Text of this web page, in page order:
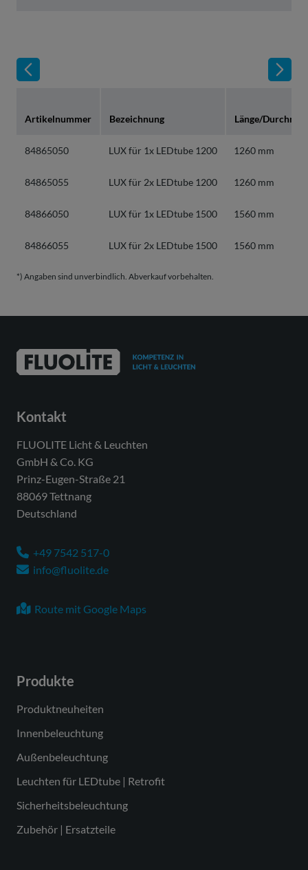
Artikelnummer Bezeichnung Länge/
84865050 LUX für 1x LEDtube 1200 1260 mm
84865055 LUX für 2x LEDtube 1200 1260 mm
84866050 LUX für 1x LEDtube 1500 1560 mm
84866055 LUX für 2x LEDtube 1500 1560 mm
*) Angaben sind unverbindlich. Abverkauf vorbehalten.
Kontakt
FLUOLITE Licht & Leuchten
GmbH & Co. KG
Prinz-Eugen-Straße 21
88069 Tettnang
Deutschland
+49 7542 517-0
info@fluolite.de
Route mit Google Maps
Produkte
Produktneuheiten
Innenbeleuchtung
Außenbeleuchtung
Leuchten für LEDtube | Retrofit
Sicherheitsbeleuchtung
Zubehör | Ersatzteile